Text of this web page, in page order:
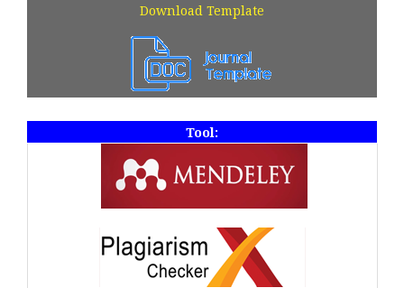
Download Template
Tool: